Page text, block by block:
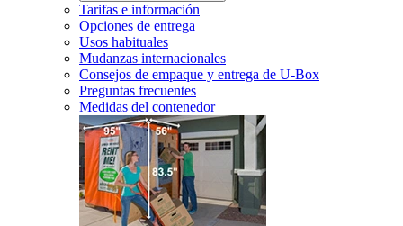
Tarifas e información
Opciones de entrega
Usos habituales
Mudanzas internacionales
Consejos de empaque y entrega de U-Box
Preguntas frecuentes
Medidas del contenedor